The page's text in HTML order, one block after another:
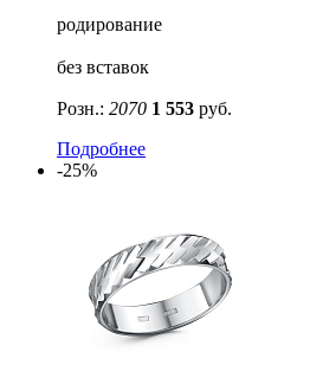
родирование
без вставок
Розн.: 2070 1 553 руб.
Подробнее
-25%